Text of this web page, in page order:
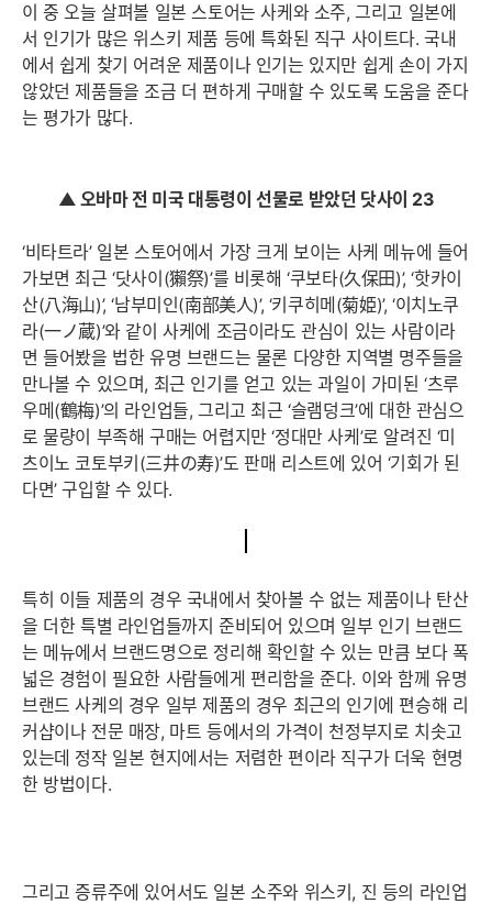
이 중 오늘 살펴볼 일본 스토어는 사케와 소주, 그리고 일본에
서 인기가 많은 위스키 제품 등에 특화된 직구 사이트다. 국내
에서 쉽게 찾기 어려운 제품이나 인기는 있지만 쉽게 손이 가지
않았던 제품들을 조금 더 편하게 구매할 수 있도록 도움을 준다
는 평가가 많다.
▲ 오바마 전 미국 대통령이 선물로 받았던 닷사이 23
‘비타트라’ 일본 스토어에서 가장 크게 보이는 사케 메뉴에 들어
가보면 최근 ‘닷사이(獺祭)’를 비롯해 ‘쿠보타(久保田)’, ‘핫카이
산(八海山)’, ‘남부미인(南部美人)’, ‘키쿠히메(菊姫)’, ‘이치노쿠
라(一ノ蔵)’와 같이 사케에 조금이라도 관심이 있는 사람이라
면 들어봤을 법한 유명 브랜드는 물론 다양한 지역별 명주들을
만나볼 수 있으며, 최근 인기를 얻고 있는 과일이 가미된 ‘츠루
우메(鶴梅)’의 라인업들, 그리고 최근 ‘슬램덩크’에 대한 관심으
로 물량이 부족해 구매는 어렵지만 ‘정대만 사케’로 알려진 ‘미
츠이노 코토부키(三井の寿)’도 판매 리스트에 있어 ‘기회가 된
다면’ 구입할 수 있다.
특히 이들 제품의 경우 국내에서 찾아볼 수 없는 제품이나 탄산
을 더한 특별 라인업들까지 준비되어 있으며 일부 인기 브랜드
는 메뉴에서 브랜드명으로 정리해 확인할 수 있는 만큼 보다 폭
넓은 경험이 필요한 사람들에게 편리함을 준다. 이와 함께 유명
브랜드 사케의 경우 일부 제품의 경우 최근의 인기에 편승해 리
커샵이나 전문 매장, 마트 등에서의 가격이 천정부지로 치솟고
있는데 정작 일본 현지에서는 저렴한 편이라 직구가 더욱 현명
한 방법이다.
그리고 증류주에 있어서도 일본 소주와 위스키, 진 등의 라인업